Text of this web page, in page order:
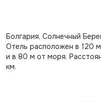
Болгария, Солнечный
Отель расположен в 120
и в 80 м от моря.
км.